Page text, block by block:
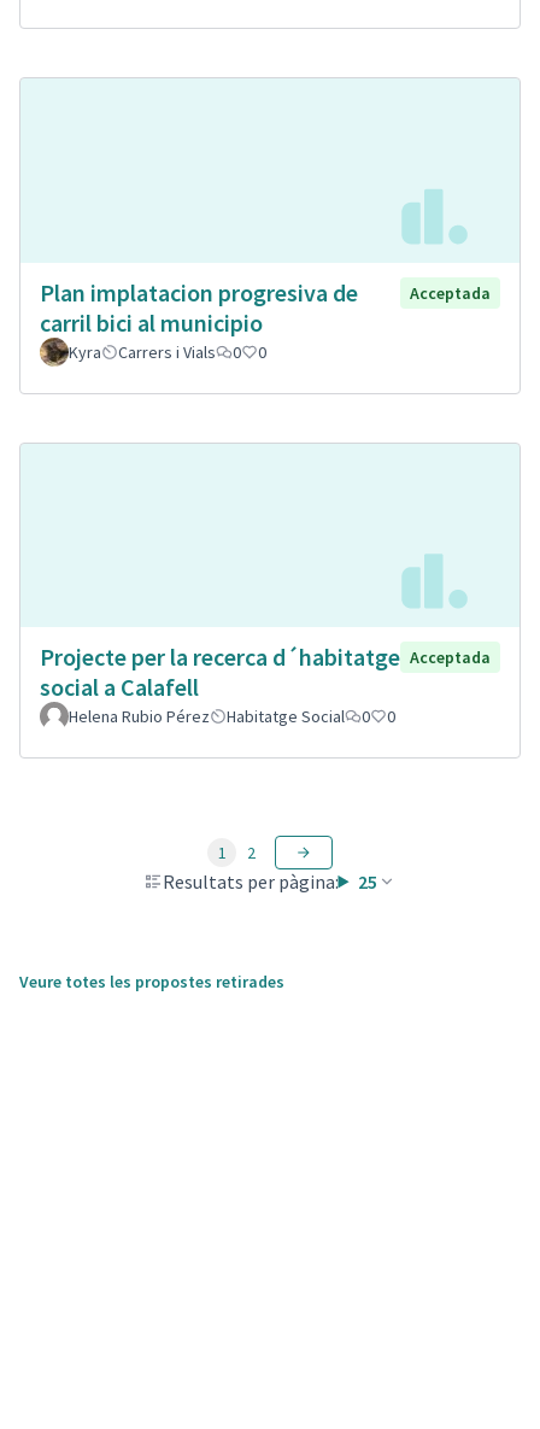
Plan implatacion progresiva de
carril bici al municipio
Acceptada
Kyra Carrers i Vials 0 0
Projecte per la recerca d´habitatge
social a Calafell
Acceptada
Helena Rubio Pérez Habitatge Social 0 0
Resultats per pàgina: 25
1 2
Veure totes les propostes retirades